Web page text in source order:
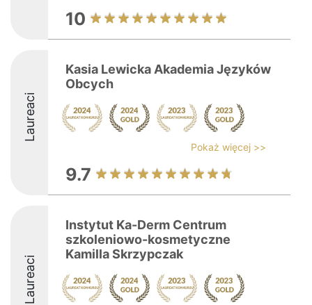
10
Laureaci
Kasia Lewicka Akademia Języków
Obcych
Pokaż więcej >>
9.7
Laureaci
Instytut Ka-Derm Centrum
szkoleniowo-kosmetyczne
Kamilla Skrzypczak